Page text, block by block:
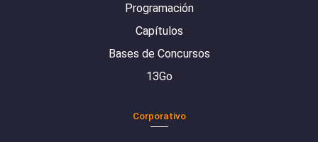
Programación
Capítulos
Bases de Concursos
13Go
Corporativo